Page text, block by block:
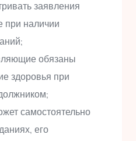
заявления
при наличии
обязаны
здоровья при
самостоятельно
его